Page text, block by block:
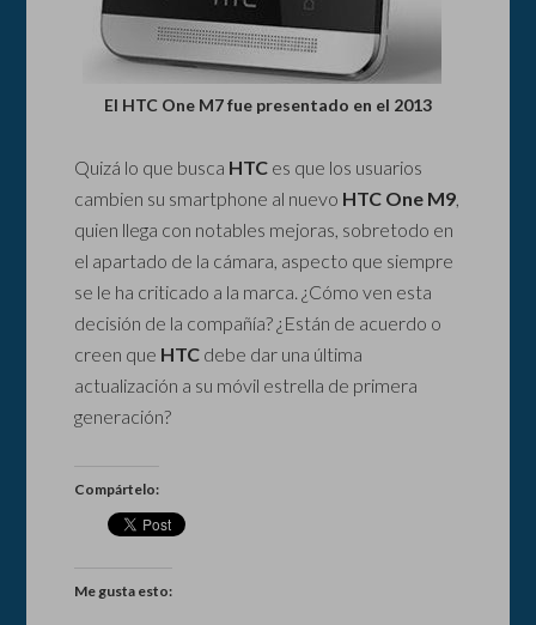
El HTC One M7 fue presentado en el 2013
Quizá lo que busca HTC es que los usuarios
cambien su smartphone al nuevo HTC One M9,
quien llega con notables mejoras, sobretodo en
el apartado de la cámara, aspecto que siempre
se le ha criticado a la marca. ¿Cómo ven esta
decisión de la compañía? ¿Están de acuerdo o
creen que HTC debe dar una última
actualización a su móvil estrella de primera
generación?
Compártelo:
Me gusta esto: